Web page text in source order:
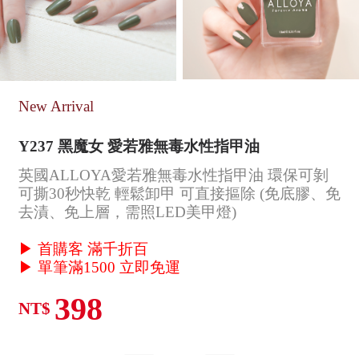
New Arrival
Y237 黑魔女 愛若雅無毒水性指甲油
英國ALLOYA愛若雅無毒水性指甲油 環保可剝
可撕30秒快乾 輕鬆卸甲 可直接摳除 (免底膠、免
去漬、免上層，需照LED美甲燈)
▶ 首購客 滿千折百
▶ 單筆滿1500 立即免運
NT$ 398